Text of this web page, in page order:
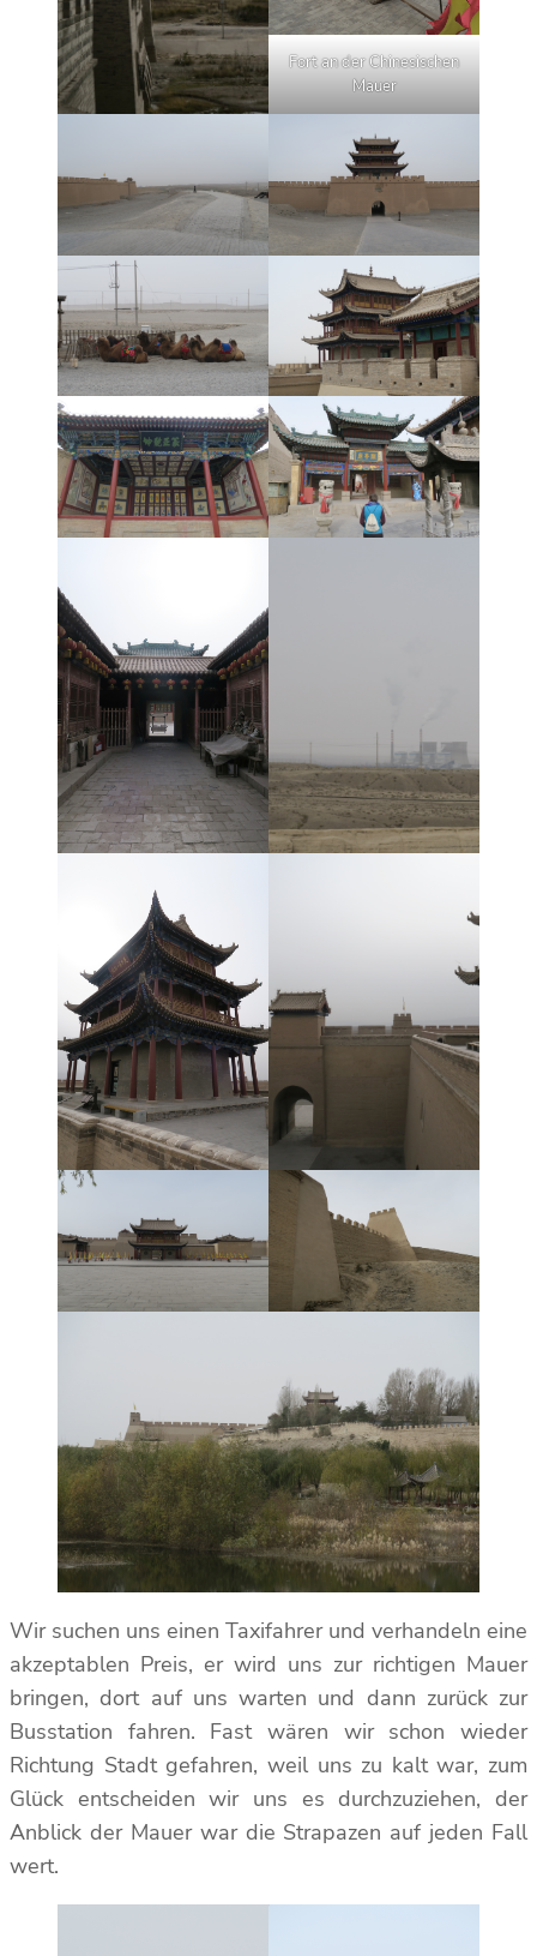
Fort an der Chinesischen
Mauer
Wir suchen uns einen Taxifahrer und verhandeln eine
akzeptablen Preis, er wird uns zur richtigen Mauer
bringen, dort auf uns warten und dann zurück zur
Busstation fahren. Fast wären wir schon wieder
Richtung Stadt gefahren, weil uns zu kalt war, zum
Glück entscheiden wir uns es durchzuziehen, der
Anblick der Mauer war die Strapazen auf jeden Fall
wert.